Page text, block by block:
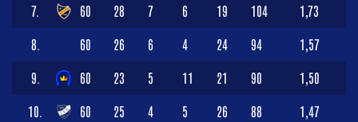
7. 60 28 7 6 19 104 1,73
8. 60 26 6 4 24 94 1,57
9. 60 23 5 11 21 90 1,50
10. 60 25 4 5 26 88 1,47